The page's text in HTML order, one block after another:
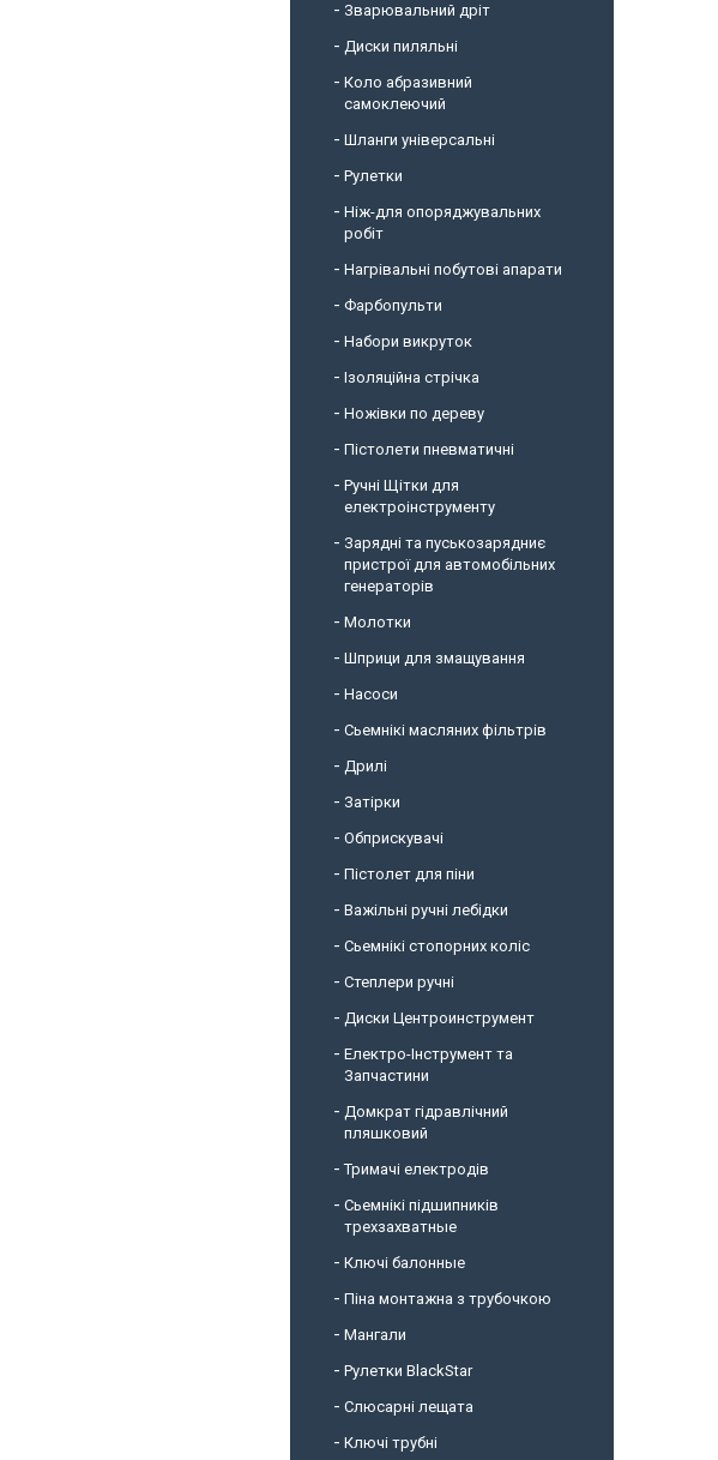
Зварювальний дріт
Диски пиляльні
Коло абразивний
самоклеючий
Шланги універсальні
Рулетки
Ніж-для опоряджувальних
робіт
Нагрівальні побутові апарати
Фарбопульти
Набори викруток
Ізоляційна стрічка
Ножівки по дереву
Пістолети пневматичні
Ручні Щітки для
електроінструменту
Зарядні та пуськозарядниє
пристрої для автомобільних
генераторів
Молотки
Шприци для змащування
Насоси
Сьемнікі масляних фільтрів
Дрилі
Затірки
Обприскувачі
Пістолет для піни
Важільні ручні лебідки
Сьемнікі стопорних коліс
Степлери ручні
Диски Центроинструмент
Електро-Інструмент та
Запчастини
Домкрат гідравлічний
пляшковий
Тримачі електродів
Сьемнікі підшипників
трехзахватные
Ключі балонные
Піна монтажна з трубочкою
Мангали
Рулетки BlackStar
Слюсарні лещата
Ключі трубні